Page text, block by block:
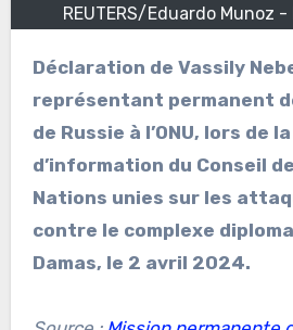
REUTERS/Eduardo Munoz -
Déclaration de Vassily Nebenzia,
représentant permanent
de Russie à l’ONU, lors de
d’information du Conseil
Nations unies sur les
contre le complexe
Damas, le 2 avril 2024.